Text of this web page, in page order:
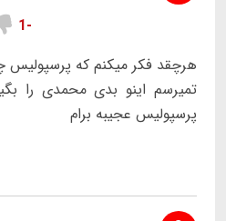
-1
هرچقد فکر میکنم که پرسپولیس
تمیرسم اینو بدی محمدی را
پرسپولیس عجیبه برام